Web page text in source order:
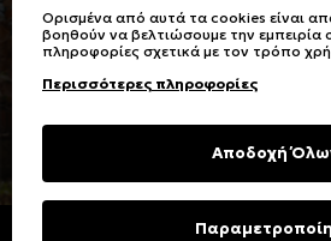
Καταστήματα
Ειδικές Εκπτώσεις ΑμΕΑ
Δωροκάρτες
Συχνές Ερωτήσεις
Φροντίδα Ρούχων
Ορισμένα από αυτά τα cookies είναι
βοηθούν να βελτιώσουμε την
πληροφορίες σχετικά με τον τρόπο
Περισσότερες πληροφορίες
Αποδοχή